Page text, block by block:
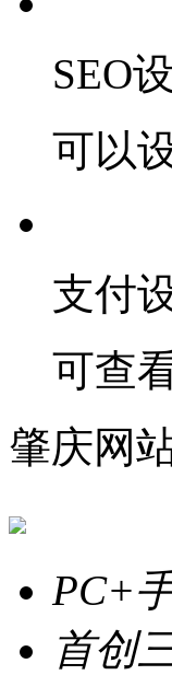
SEO
可以
支付
可查
肇庆网
PC+
首创